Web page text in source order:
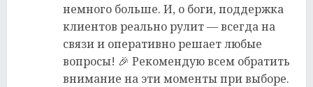
немного больше. И, о боги, поддержка
клиентов реально рулит — всегда на
связи и оперативно решает любые
вопросы! 🎉 Рекомендую всем обратить
внимание на эти моменты при выборе.